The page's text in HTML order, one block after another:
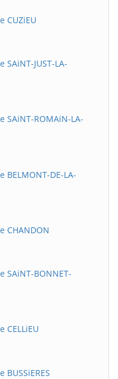
CUZiEU
JUST-LA-
ROMAiN-LA-
DE-LA-
CHANDON
BONNET-